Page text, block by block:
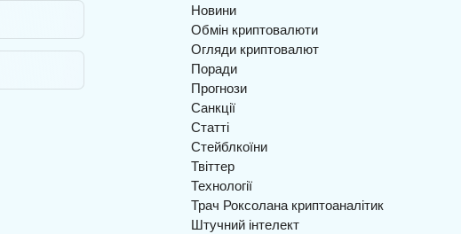
Новини
Обмін криптовалюти
Огляди криптовалют
Поради
Прогнози
Санкції
Статті
Стейблкоїни
Твіттер
Технології
Трач Роксолана криптоаналітик
Штучний інтелект